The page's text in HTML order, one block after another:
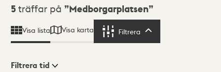
Sökresultat
5 träffar på Medborgarplatsen
Visa lista Visa karta Filtrera
Filtrera tid